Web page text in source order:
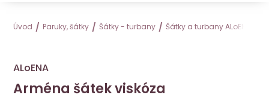
Úvod Paruky, šátky Šátky - turbany Šátky a turbany ALoENA
ALoENA
Arména šátek viskóza